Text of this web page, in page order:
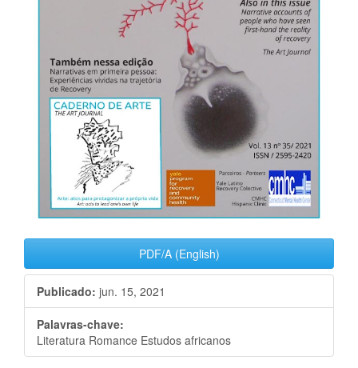
PDF/A (English)
Publicado: jun. 15, 2021
Palavras-chave:
Literatura Romance Estudos africanos